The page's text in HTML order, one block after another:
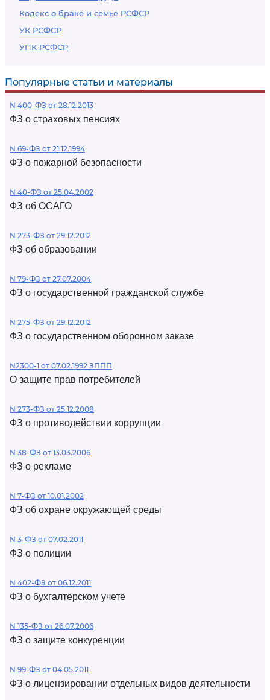
Кодекс о браке и семье РСФСР
УК РСФСР
УПК РСФСР
Популярные статьи и материалы
N 400-ФЗ от 28.12.2013
ФЗ о страховых пенсиях
N 69-ФЗ от 21.12.1994
ФЗ о пожарной безопасности
N 40-ФЗ от 25.04.2002
ФЗ об ОСАГО
N 273-ФЗ от 29.12.2012
ФЗ об образовании
N 79-ФЗ от 27.07.2004
ФЗ о государственной гражданской службе
N 275-ФЗ от 29.12.2012
ФЗ о государственном оборонном заказе
N2300-1 от 07.02.1992 ЗППП
О защите прав потребителей
N 273-ФЗ от 25.12.2008
ФЗ о противодействии коррупции
N 38-ФЗ от 13.03.2006
ФЗ о рекламе
N 7-ФЗ от 10.01.2002
ФЗ об охране окружающей среды
N 3-ФЗ от 07.02.2011
ФЗ о полиции
N 402-ФЗ от 06.12.2011
ФЗ о бухгалтерском учете
N 135-ФЗ от 26.07.2006
ФЗ о защите конкуренции
N 99-ФЗ от 04.05.2011
ФЗ о лицензировании отдельных видов деятельности